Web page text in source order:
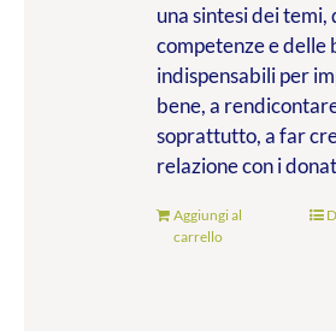
una sintesi dei temi,
competenze e delle
indispensabili per
bene, a
soprattutto, a far
relazione con i
Aggiungi al
carrello